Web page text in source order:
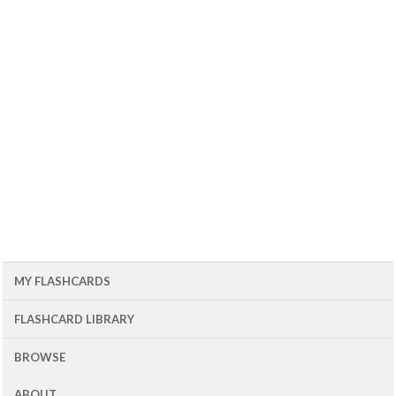
MY FLASHCARDS
FLASHCARD LIBRARY
BROWSE